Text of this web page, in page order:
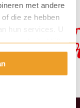
met andere
die ze hebben
hun services. U
website blijft